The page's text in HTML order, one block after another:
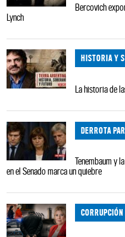
Bercovich
Lynch
HISTORIA Y
La historia de
DERROTA
Tenembaum y
en el Senado marca un quiebre